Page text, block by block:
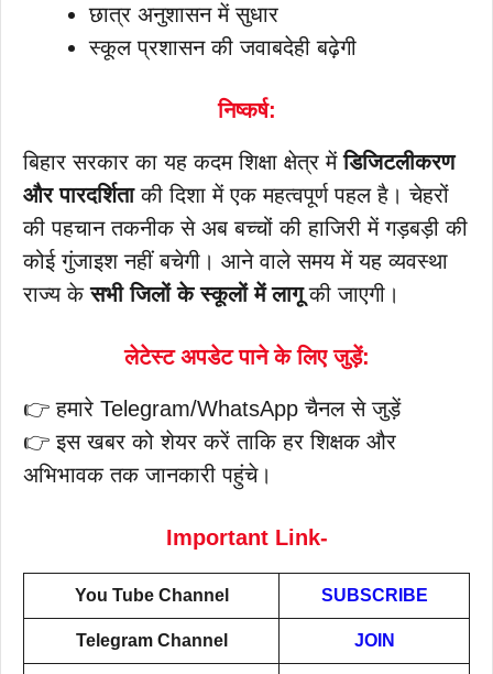
छात्र अनुशासन में सुधार
स्कूल प्रशासन की जवाबदेही बढ़ेगी
निष्कर्ष:
बिहार सरकार का यह कदम शिक्षा क्षेत्र मेंडिजिटलीकरण
और पारदर्शिताकी दिशा में एक महत्वपूर्ण पहल है। चेहरों
की पहचान तकनीक से अब बच्चों की हाजिरी में गड़बड़ी की
कोई गुंजाइश नहीं बचेगी। आने वाले समय में यह व्यवस्था
राज्य केसभी जिलों के स्कूलों में लागूकी जाएगी।
लेटेस्ट अपडेट पाने के लिए जुड़ें:
👉 हमारे Telegram/WhatsApp चैनल से जुड़ें
👉 इस खबर को शेयर करें ताकि हर शिक्षक और
अभिभावक तक जानकारी पहुंचे।
Important Link-
You Tube Channel SUBSCRIBE
Telegram Channel JOIN